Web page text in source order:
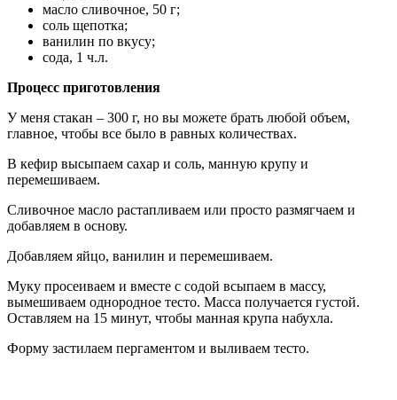
масло сливочное, 50 г;
соль щепотка;
ванилин по вкусу;
сода, 1 ч.л.
Процесс приготовления
У меня стакан – 300 г, но вы можете брать любой объем,
главное, чтобы все было в равных количествах.
В кефир высыпаем сахар и соль, манную крупу и
перемешиваем.
Сливочное масло растапливаем или просто размягчаем и
добавляем в основу.
Добавляем яйцо, ванилин и перемешиваем.
Муку просеиваем и вместе с содой всыпаем в массу,
вымешиваем однородное тесто. Масса получается густой.
Оставляем на 15 минут, чтобы манная крупа набухла.
Форму застилаем пергаментом и выливаем тесто.